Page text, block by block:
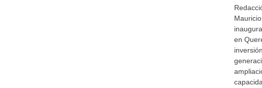
en